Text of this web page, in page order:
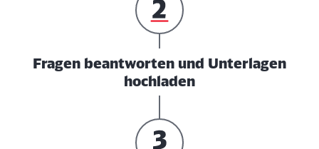
Fragen beantworten und Unterlagen
hochladen